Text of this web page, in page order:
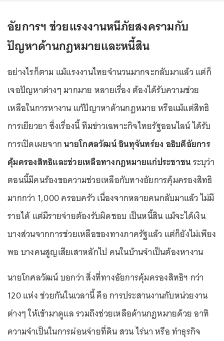
อัยการฯ ช่วยแรงงานหนีภัยสงครามกับ
ปัญหาด้านกฎหมายและหนี้สิน
อย่างไรก็ตาม แม้แรงงานไทยจำนวนมากจะกลับมาแล้ว แต่ก็
เจอปัญหาต่างๆ มากมาย หลายเรื่อง ต้องได้รับความช่วย
เหลือในการหางาน แก้ปัญาหาด้านกฎหมาย หรือแม้แต่สิทธิ
การเยียวยา ซึ่งเรื่องนี้ ทีมข่าวเฉพาะกิจไทยรัฐออนไลน์ ได้รับ
การเปิดเผยจากนายโกศลวัฒน์ อินทุจันทร์ยง อธิบดีอัยการ
คุ้มครองสิทธิและช่วยเหลือทางกฎหมายแก่ประชาชนระบุว่า
ตอนนี้มีคนร้องขอความช่วยเหลือกับทางอัยการคุ้มครองสิทธิ
มากกว่า 1,000 ครอบครัว เนื่องจากหลายคนกลับมาแล้ว ไม่มี
รายได้ แต่มีรายจ่ายต้องรับผิดชอบ เป็นหนี้สิน แม้จะได้เงิน
บางส่วนจากการช่วยเหลือของทางภาครัฐแล้ว แต่ก็ยังไม่เพียง
พอ บางคนสูญเสียเสาหลักไป คนในบ้านจำเป็นต้องหางาน
นายโกศลวัฒน์ บอกว่า สิ่งที่ทางอัยการคุ้มครองสิทธิฯ กว่า
120 แห่ง ช่วยกันในเวลานี้ คือ การประสานงานกับหน่วยงาน
ต่างๆ ให้เข้ามาดูแล รวมถึงช่วยเหลือด้านกฎหมายด้วย อาทิ
ความจำเป็นในการผ่อนจ่ายที่ดิน สวน ไร่นา หรือ ทำธุรกิจ